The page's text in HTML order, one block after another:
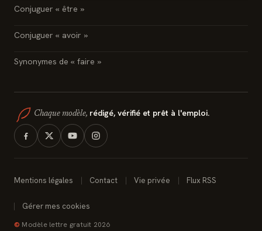
Conjuguer « être »
Conjuguer « avoir »
Synonymes de « faire »
Chaque modèle, rédigé, vérifié et prêt à l'emploi.
Mentions légales Contact Vie privée Flux RSS
Gérer mes cookies
© Modèle lettre gratuit 2026